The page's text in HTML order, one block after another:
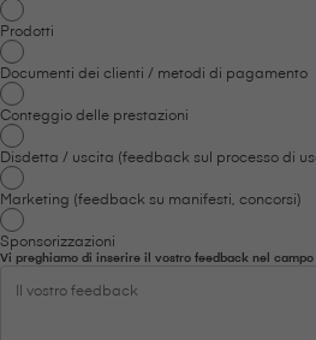
Prodotti
Documenti dei clienti / metodi di pagamento
Conteggio delle prestazioni
Disdetta / uscita (feedback sul processo di
Marketing (feedback su manifesti, concorsi)
Sponsorizzazioni
Vi preghiamo di inserire il vostro feedback nel campo